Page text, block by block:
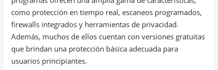
como protección en tiempo real, escaneos programados,
firewalls integrados y herramientas de privacidad.
Además, muchos de ellos cuentan con versiones gratuitas
que brindan una protección básica adecuada para
usuarios principiantes.